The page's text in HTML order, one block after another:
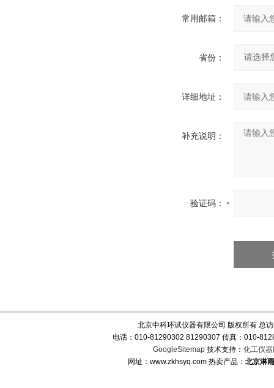
常用邮箱：
省份：
详细地址：
补充说明：
验证码：
北京中科环试仪器有限公司 版权所有 总
电话：010-81290302 81290307 传真：010-
GoogleSitemap技术支持： 化工仪器
网址：www.zkhsyq.com 热卖产品： 北京淋